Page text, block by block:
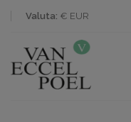
Valuta: € EUR